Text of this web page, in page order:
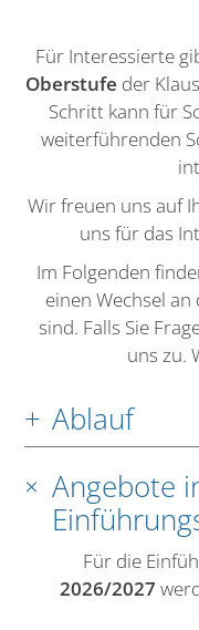
Für Interessierte
Oberstufe der
Schritt kann für
weiterführenden
Wir freuen uns auf
uns für das
Im Folgenden
einen Wechsel
sind. Falls Sie
uns zu.
Ablauf
Angebote
Für die
2026/2027